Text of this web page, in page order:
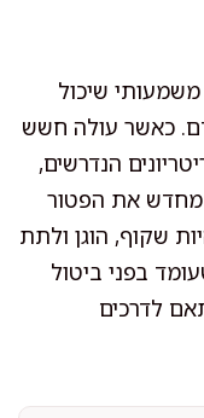
שיכול
כאשר עולה חשש
הנדרשים,
מחדש את הפטור
שקוף, הוגן ולתת
בפני ביטול
לדרכים